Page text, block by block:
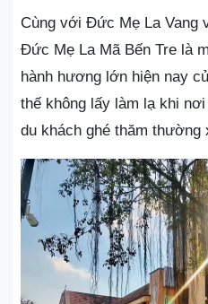
Cùng với Đức Mẹ La Vang
Đức Mẹ La Mã Bến Tre là
hành hương lớn hiện nay
thế không lấy làm lạ khi
du khách ghé thăm thường